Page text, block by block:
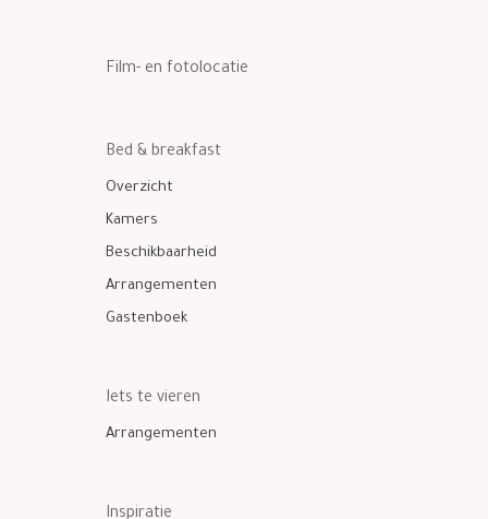
Film- en fotolocatie
Bed & breakfast
Overzicht
Kamers
Beschikbaarheid
Arrangementen
Gastenboek
Iets te vieren
Arrangementen
Inspiratie